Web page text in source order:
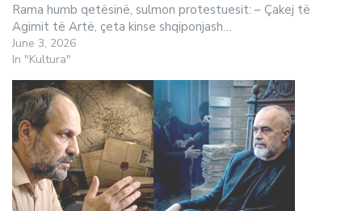
Rama humb qetësinë, sulmon protestuesit: – Çakej të
Agimit të Artë, çeta kinse shqiponjash…
June 3, 2026
In "Kultura"